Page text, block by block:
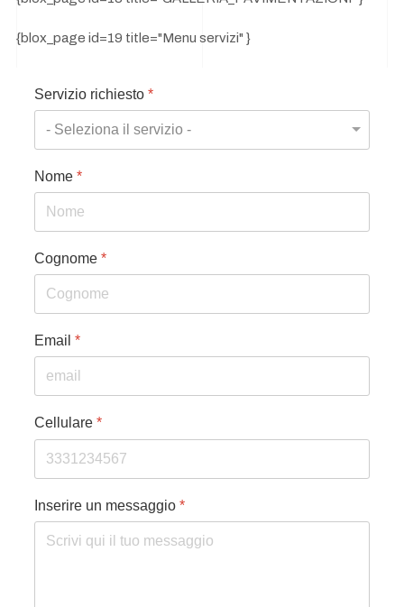
{blox_page id=19 title="Menu servizi" }
Servizio richiesto *
Nome *
Cognome *
Email *
Cellulare *
Inserire un messaggio *